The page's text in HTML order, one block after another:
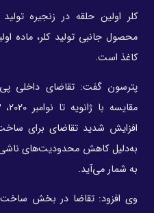
کلر اولین حلقه در زنجیره
محصول جانبی تولید کلر، ماده
کاغذ است.
به‌دلیل کاهش محدودیت‌های ناشی
به شمار می‌آید.
وی افزود: تقاضا در بخش